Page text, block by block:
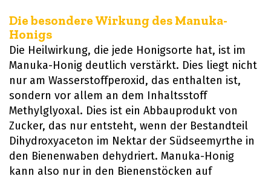
Die besondere Wirkung des Manuka-
Honigs
Die Heilwirkung, die jede Honigsorte hat, ist im
Manuka-Honig deutlich verstärkt. Dies liegt nicht
nur am Wasserstoffperoxid, das enthalten ist,
sondern vor allem an dem Inhaltsstoff
Methylglyoxal. Dies ist ein Abbauprodukt von
Zucker, das nur entsteht, wenn der Bestandteil
Dihydroxyaceton im Nektar der Südseemyrthe in
den Bienenwaben dehydriert. Manuka-Honig
kann also nur in den Bienenstöcken auf